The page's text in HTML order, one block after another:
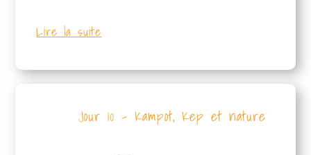
Lire la suite
Jour 10 – Kampot, Kep et nature